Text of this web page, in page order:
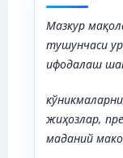
Мазкур
тушунчаси
ифодалаш
жиҳозлар,
маданий